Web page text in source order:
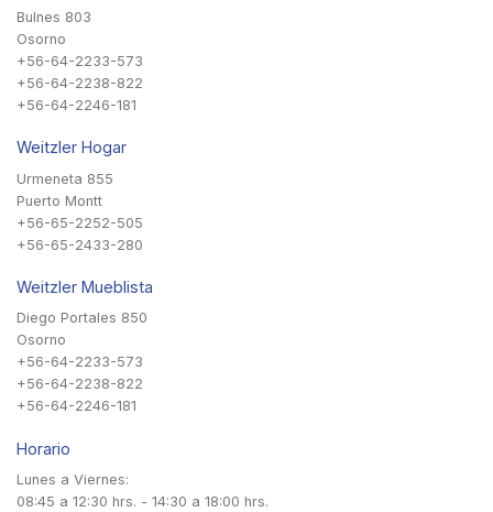
Bulnes 803
Osorno
+56-64-2233-573
+56-64-2238-822
+56-64-2246-181
Weitzler Hogar
Urmeneta 855
Puerto Montt
+56-65-2252-505
+56-65-2433-280
Weitzler Mueblista
Diego Portales 850
Osorno
+56-64-2233-573
+56-64-2238-822
+56-64-2246-181
Horario
Lunes a Viernes:
08:45 a 12:30 hrs. - 14:30 a 18:00 hrs.